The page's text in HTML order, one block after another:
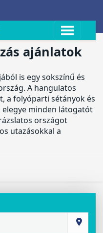
ajánlatok
is egy sokszínű és
A hangulatos
a folyóparti sétányok és
minden látogatót
országot
utazásokkal a